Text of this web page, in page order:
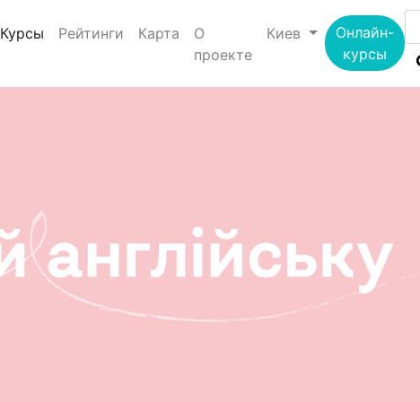
Курсы (current)
Рейтинги Карта
О
проекте
Киев
Онлайн-
курсы